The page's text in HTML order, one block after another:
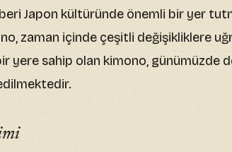
Japon kültüründe önemli bir yer
zaman içinde çeşitli değişikliklere
yere sahip olan kimono, günümüzde